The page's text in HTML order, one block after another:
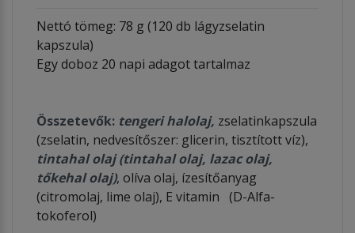
Nettó tömeg: 78 g (120 db lágyzselatin
kapszula)
Egy doboz 20 napi adagot tartalmaz
Összetevők: tengeri halolaj, zselatinkapszula
(zselatin, nedvesítőszer: glicerin, tisztított víz),
tintahal olaj (tintahal olaj, lazac olaj,
tőkehal olaj), olíva olaj, ízesítőanyag
(citromolaj, lime olaj), E vitamin (D-Alfa-
tokoferol)